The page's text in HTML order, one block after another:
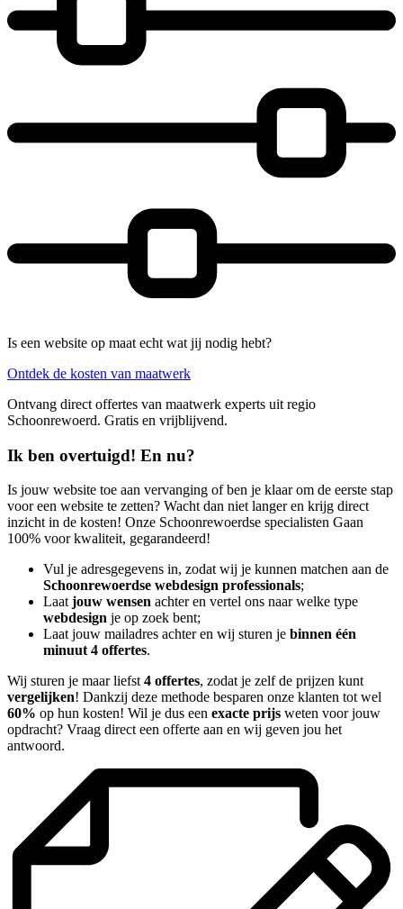
Is een website op maat echt wat jij nodig hebt?
Ontdek de kosten van maatwerk
Ontvang direct offertes van maatwerk experts uit regio
Schoonrewoerd. Gratis en vrijblijvend.
Ik ben overtuigd! En nu?
Is jouw website toe aan vervanging of ben je klaar om de eerste stap
voor een website te zetten? Wacht dan niet langer en krijg direct
inzicht in de kosten! Onze Schoonrewoerdse specialisten Gaan
100% voor kwaliteit, gegarandeerd!
Vul je adresgegevens in, zodat wij je kunnen matchen aan de
Schoonrewoerdse webdesign professionals;
Laat jouw wensen achter en vertel ons naar welke type
webdesign je op zoek bent;
Laat jouw mailadres achter en wij sturen je binnen één
minuut 4 offertes.
Wij sturen je maar liefst 4 offertes, zodat je zelf de prijzen kunt
vergelijken! Dankzij deze methode besparen onze klanten tot wel
60% op hun kosten! Wil je dus een exacte prijs weten voor jouw
opdracht? Vraag direct een offerte aan en wij geven jou het
antwoord.